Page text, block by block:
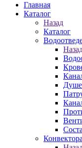
Главная
Каталог
Назад
Каталог
Конвектора